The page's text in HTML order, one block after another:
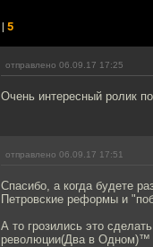
| 5
отправлено 06.09.17 17:25
Очень интересный ролик
отправлено 06.09.17 17:51
Спасибо, а когда будете
Петровские реформы и
А то грозились это
революции(Два в Одном)™